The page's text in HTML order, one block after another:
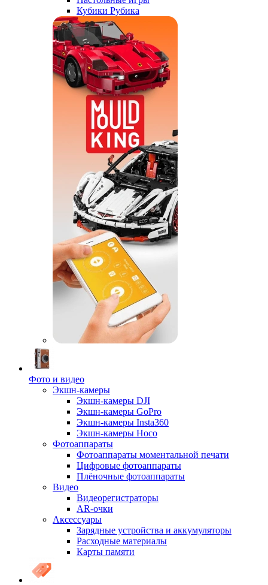
Кубики Рубика
Фото и видео
Экшн-камеры
Экшн-камеры DJI
Экшн-камеры GoPro
Экшн-камеры Insta360
Экшн-камеры Hoco
Фотоаппараты
Фотоаппараты моментальной печати
Цифровые фотоаппараты
Плёночные фотоаппараты
Видео
Видеорегистраторы
AR-очки
Аксессуары
Зарядные устройства и аккумуляторы
Расходные материалы
Карты памяти